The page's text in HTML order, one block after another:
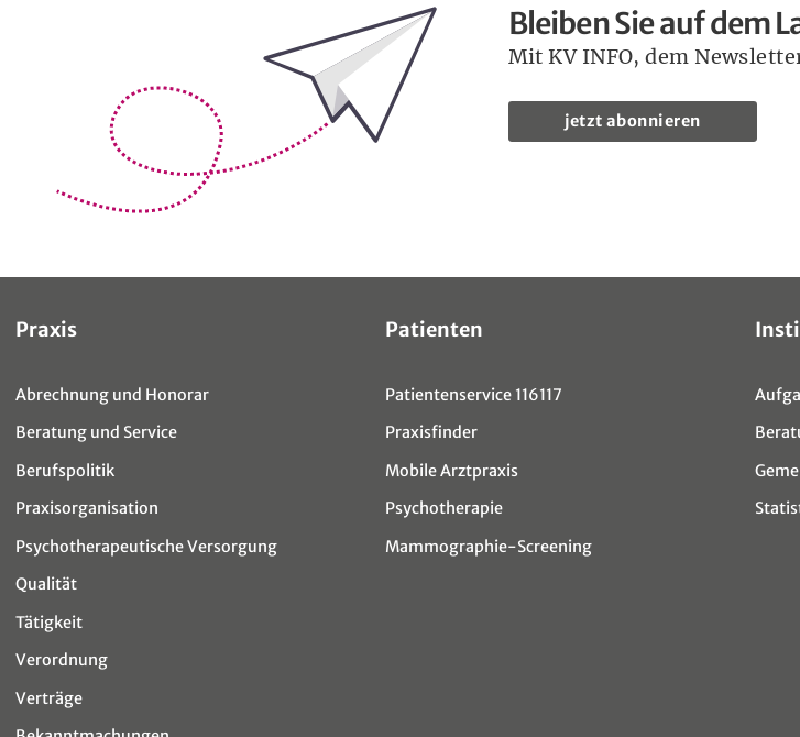
Bleiben Sie auf dem Laufenden Bleiben Sie auf dem
Mit KV INFO, dem
jetzt abonnieren
Sitemap
Praxis
Abrechnung und Honorar
Beratung und Service
Berufspolitik
Praxisorganisation
Psychotherapeutische Versorgung
Qualität
Tätigkeit
Verordnung
Verträge
Patienten
Patientenservice 116117
Praxisfinder
Mobile Arztpraxis
Psychotherapie
Mammographie-Screening